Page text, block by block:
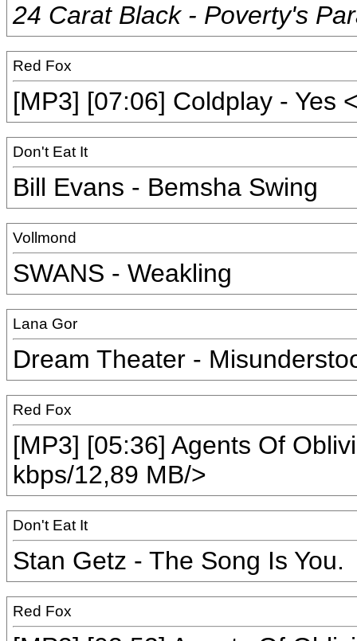
24 Carat Black - Poverty's
Red Fox
[MP3] [07:06] Coldplay - Yes
Don't Eat It
Bill Evans - Bemsha Swing
Vollmond
SWANS - Weakling
Lana Gor
Dream Theater -
Red Fox
[MP3] [05:36] Agents Of
kbps/12,89 MB/>
Don't Eat It
Stan Getz - The Song Is You.
Red Fox